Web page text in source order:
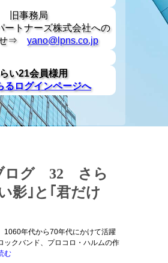
旧事務局
ートナーズ株式会社への
せ⇒ yano@lpns.co.jp
い21会員様用
るログインページへ
ログ 32 さら
影｣と｢君だけ
年代から70年代にかけて活躍
ックバンド、プロコロ・ハルムの作
む